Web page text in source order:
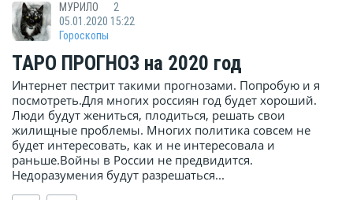
МУРИЛО
2
05.01.2020 15:22
Гороскопы
ТАРО ПРОГНОЗ на 2020 год
Интернет пестрит такими прогнозами. Попробую и я
посмотреть.Для многих россиян год будет хороший.
Люди будут жениться, плодиться, решать свои
жилищные проблемы. Многих политика совсем не
будет интересовать, как и не интересовала и
раньше.Войны в России не предвидится.
Недоразумения будут разрешаться...